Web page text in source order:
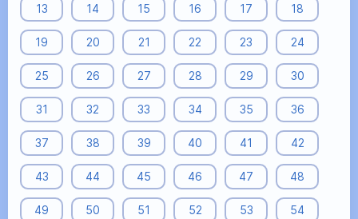
13 14 15 16 17 18
19 20 21 22 23 24
25 26 27 28 29 30
31 32 33 34 35 36
37 38 39 40 41 42
43 44 45 46 47 48
49 50 51 52 53 54